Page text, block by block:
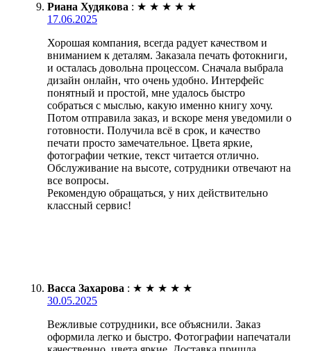
Риана Худякова : ★ ★ ★ ★ ★
17.06.2025
Хорошая компания, всегда радует качеством и
вниманием к деталям. Заказала печать фотокниги,
и осталась довольна процессом. Сначала выбрала
дизайн онлайн, что очень удобно. Интерфейс
понятный и простой, мне удалось быстро
собраться с мыслью, какую именно книгу хочу.
Потом отправила заказ, и вскоре меня уведомили о
готовности. Получила всё в срок, и качество
печати просто замечательное. Цвета яркие,
фотографии четкие, текст читается отлично.
Обслуживание на высоте, сотрудники отвечают на
все вопросы.
Рекомендую обращаться, у них действительно
классный сервис!
Васса Захарова : ★ ★ ★ ★ ★
30.05.2025
Вежливые сотрудники, все объяснили. Заказ
оформила легко и быстро. Фотографии напечатали